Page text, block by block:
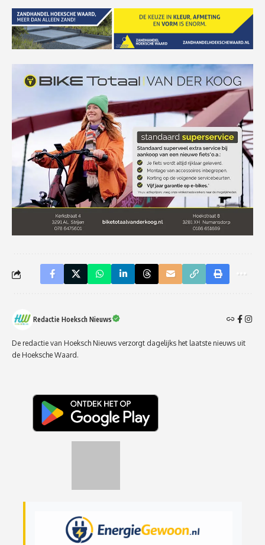
Redactie Hoeksch Nieuws
De redactie van Hoeksch Nieuws verzorgt dagelijks het laatste nieuws uit
de Hoeksche Waard.
Rubriek | EnergieGewoon: slim omgaan met